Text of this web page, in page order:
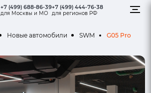
+7 (499) 688-86-39
для Москвы и МО
+7 (499) 444-76-38
для регионов РФ
Новые автомобили SWM G05 Pro